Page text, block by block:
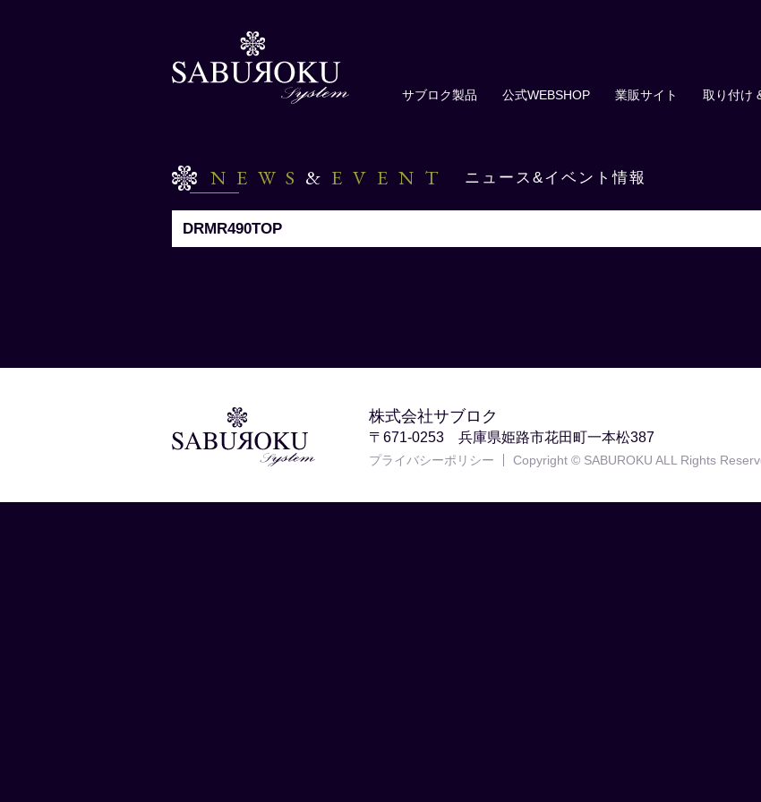
サブロク製品 公式WEBSHOP 業販サイト 取り付け
NEWS & EVENT ニュース&イベント情報
DRMR490TOP
株式会社サブロク
〒671-0253 兵庫県姫路市花田町一本松387
プライバシーポリシー Copyright © SABUROKU ALL Rights